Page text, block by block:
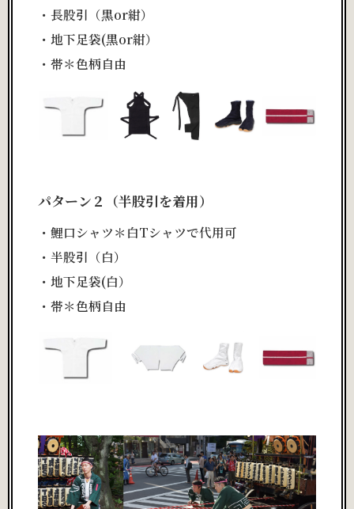
・長股引（黒or紺）
・地下足袋(黒or紺）
・帯＊色柄自由
パターン２（半股引を着用）
・鯉口シャツ＊白Tシャツで代用可
・半股引（白）
・地下足袋(白）
・帯＊色柄自由